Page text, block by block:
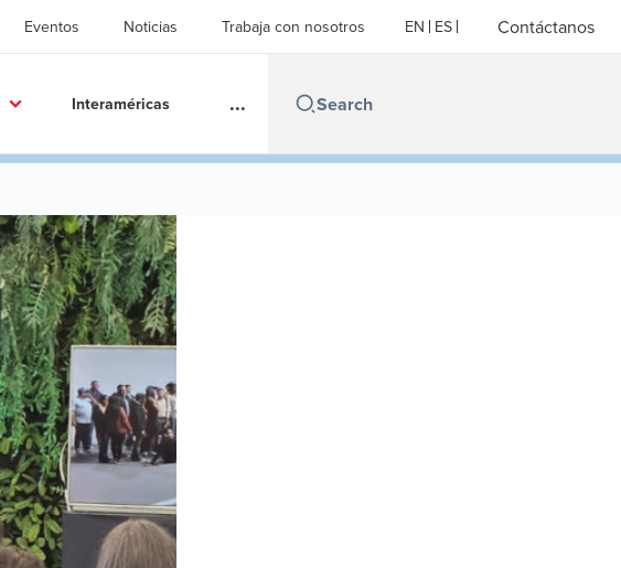
Eventos Noticias Trabaja con nosotros EN ES Contáctanos
Interaméricas ...